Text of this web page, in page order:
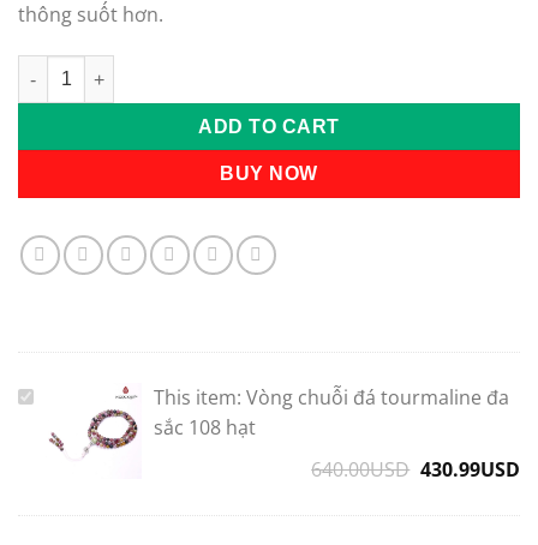
thông suốt hơn.
Vòng chuỗi đá tourmaline đa sắc 108 hạt quantity
ADD TO CART
BUY NOW
Vòng
This item: Vòng chuỗi đá tourmaline đa
sắc 108 hạt
640.00USD Original
430.99USD